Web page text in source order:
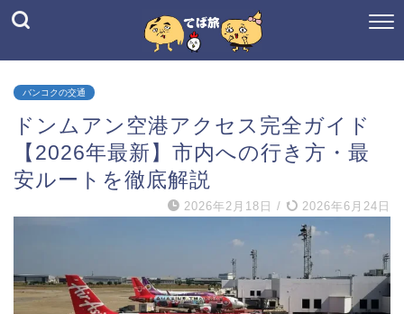
バンコクの交通
ドンムアン空港アクセス完全ガイド
【2026年最新】市内への行き方・最
安ルートを徹底解説
2026年2月18日 / 2026年6月24日